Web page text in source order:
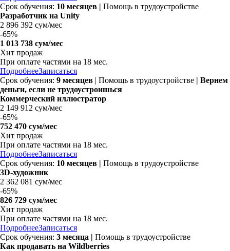
Срок обучения: 10 месяцев | Помощь в трудоустройстве
Разработчик на Unity
2 896 392 сум/мес
-65%
1 013 738 сум/мес
Хит продаж
При оплате частями на 18 мес.
ПодробнееЗаписаться
Срок обучения: 9 месяцев | Помощь в трудоустройстве | Вернем
деньги, если не трудоустроишься
Коммерческий иллюстратор
2 149 912 сум/мес
-65%
752 470 сум/мес
Хит продаж
При оплате частями на 18 мес.
ПодробнееЗаписаться
Срок обучения: 10 месяцев | Помощь в трудоустройстве
3D-художник
2 362 081 сум/мес
-65%
826 729 сум/мес
Хит продаж
При оплате частями на 18 мес.
ПодробнееЗаписаться
Срок обучения: 3 месяца | Помощь в трудоустройстве
Как продавать на Wildberries